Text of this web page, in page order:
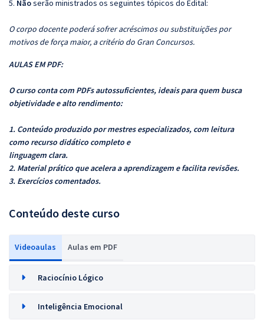
5. Nãoserão ministrados os seguintes tópicos do Edital:
O corpo docente poderá sofrer acréscimos ou substituições por
motivos de força maior, a critério do Gran Concursos.
AULAS EM PDF:
O curso conta com PDFs autossuficientes, ideais para quem busca
objetividade e alto rendimento:
1. Conteúdo produzido por mestres especializados, com leitura
como recurso didático completo e
linguagem clara.
2. Material prático que acelera a aprendizagem e facilita revisões.
3. Exercícios comentados.
Conteúdo deste curso
Videoaulas Aulas em PDF
Raciocínio Lógico
Inteligência Emocional